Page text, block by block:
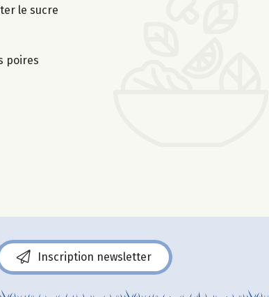
le sucre
poires
Inscription newsletter